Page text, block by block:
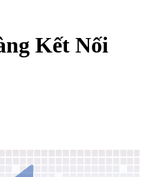
Kết Nối